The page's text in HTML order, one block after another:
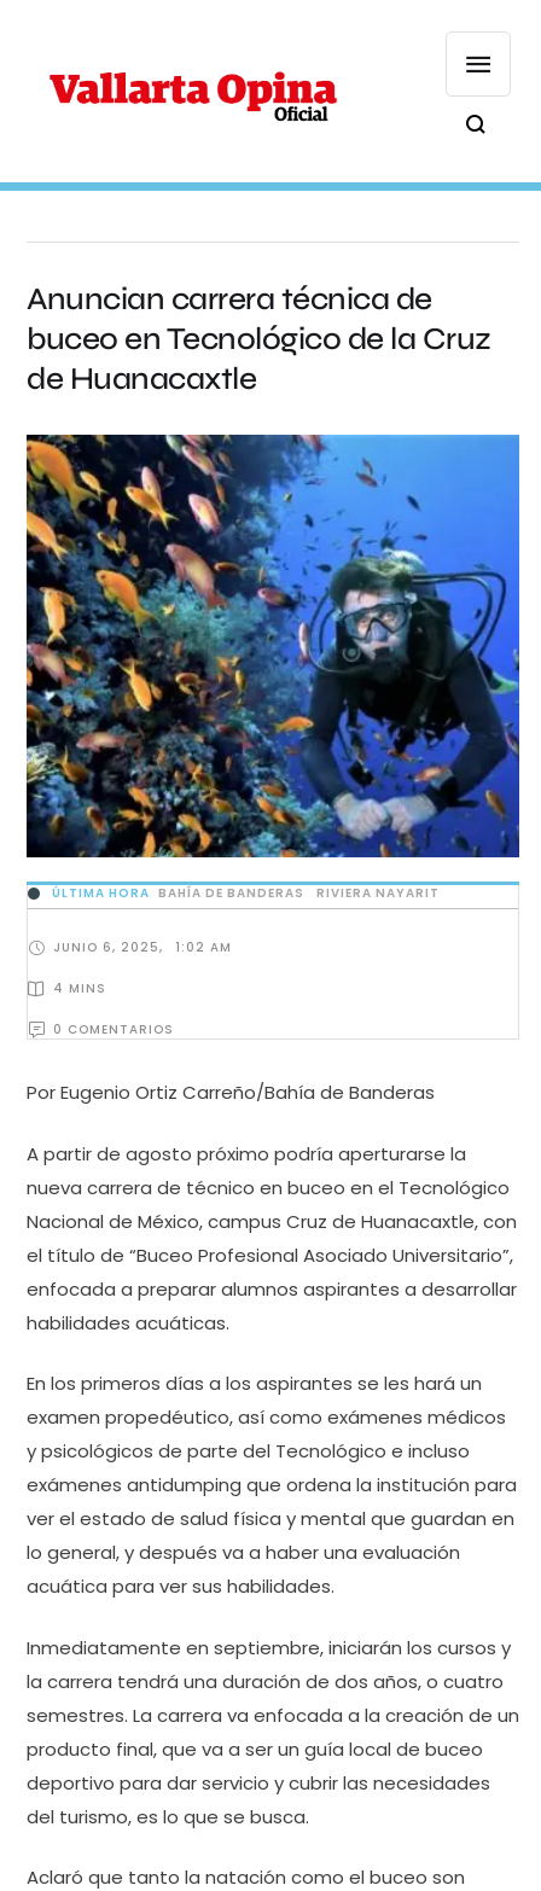
Anuncian carrera técnica de
buceo en Tecnológico de la Cruz
de Huanacaxtle
ÚLTIMA HORA BAHÍA DE BANDERAS RIVIERA NAYARIT
JUNIO 6, 2025, 1:02 AM
4 MINS
0 COMENTARIOS
Por Eugenio Ortiz Carreño/Bahía de Banderas
A partir de agosto próximo podría aperturarse la
nueva carrera de técnico en buceo en el Tecnológico
Nacional de México, campus Cruz de Huanacaxtle, con
el título de “Buceo Profesional Asociado Universitario”,
enfocada a preparar alumnos aspirantes a desarrollar
habilidades acuáticas.
En los primeros días a los aspirantes se les hará un
examen propedéutico, así como exámenes médicos
y psicológicos de parte del Tecnológico e incluso
exámenes antidumping que ordena la institución para
ver el estado de salud física y mental que guardan en
lo general, y después va a haber una evaluación
acuática para ver sus habilidades.
Inmediatamente en septiembre, iniciarán los cursos y
la carrera tendrá una duración de dos años, o cuatro
semestres. La carrera va enfocada a la creación de un
producto final, que va a ser un guía local de buceo
deportivo para dar servicio y cubrir las necesidades
del turismo, es lo que se busca.
Aclaró que tanto la natación como el buceo son